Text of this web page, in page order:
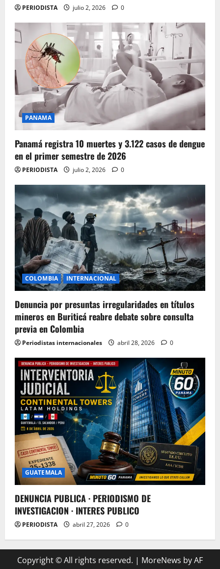
PERIODISTA julio 2, 2026 0
PANAMA
Panamá registra 10 muertes y 3.122 casos de dengue
en el primer semestre de 2026
PERIODISTA julio 2, 2026 0
COLOMBIA INTERNACIONAL
Denuncia por presuntas irregularidades en títulos
mineros en Buriticá reabre debate sobre consulta
previa en Colombia
Periodistas internacionales abril 28, 2026 0
GUATEMALA
DENUNCIA PUBLICA · PERIODISMO DE
INVESTIGACION · INTERES PUBLICO
PERIODISTA abril 27, 2026 0
Copyright © All rights reserved. | MoreNews by AF